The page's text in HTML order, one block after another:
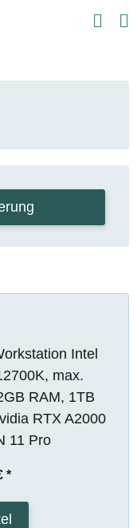
Intel
max.
RAM, 1TB
RTX A2000
11 Pro
*